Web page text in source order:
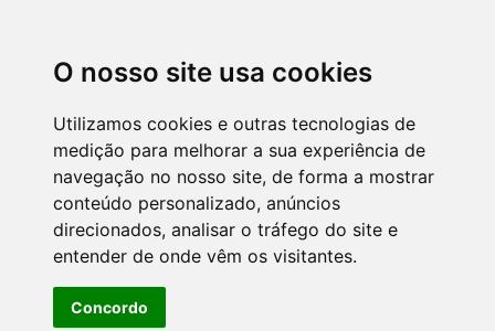
O nosso site usa cookies
Utilizamos cookies e outras tecnologias de
medição para melhorar a sua experiência de
navegação no nosso site, de forma a mostrar
conteúdo personalizado, anúncios
direcionados, analisar o tráfego do site e
entender de onde vêm os visitantes.
Concordo